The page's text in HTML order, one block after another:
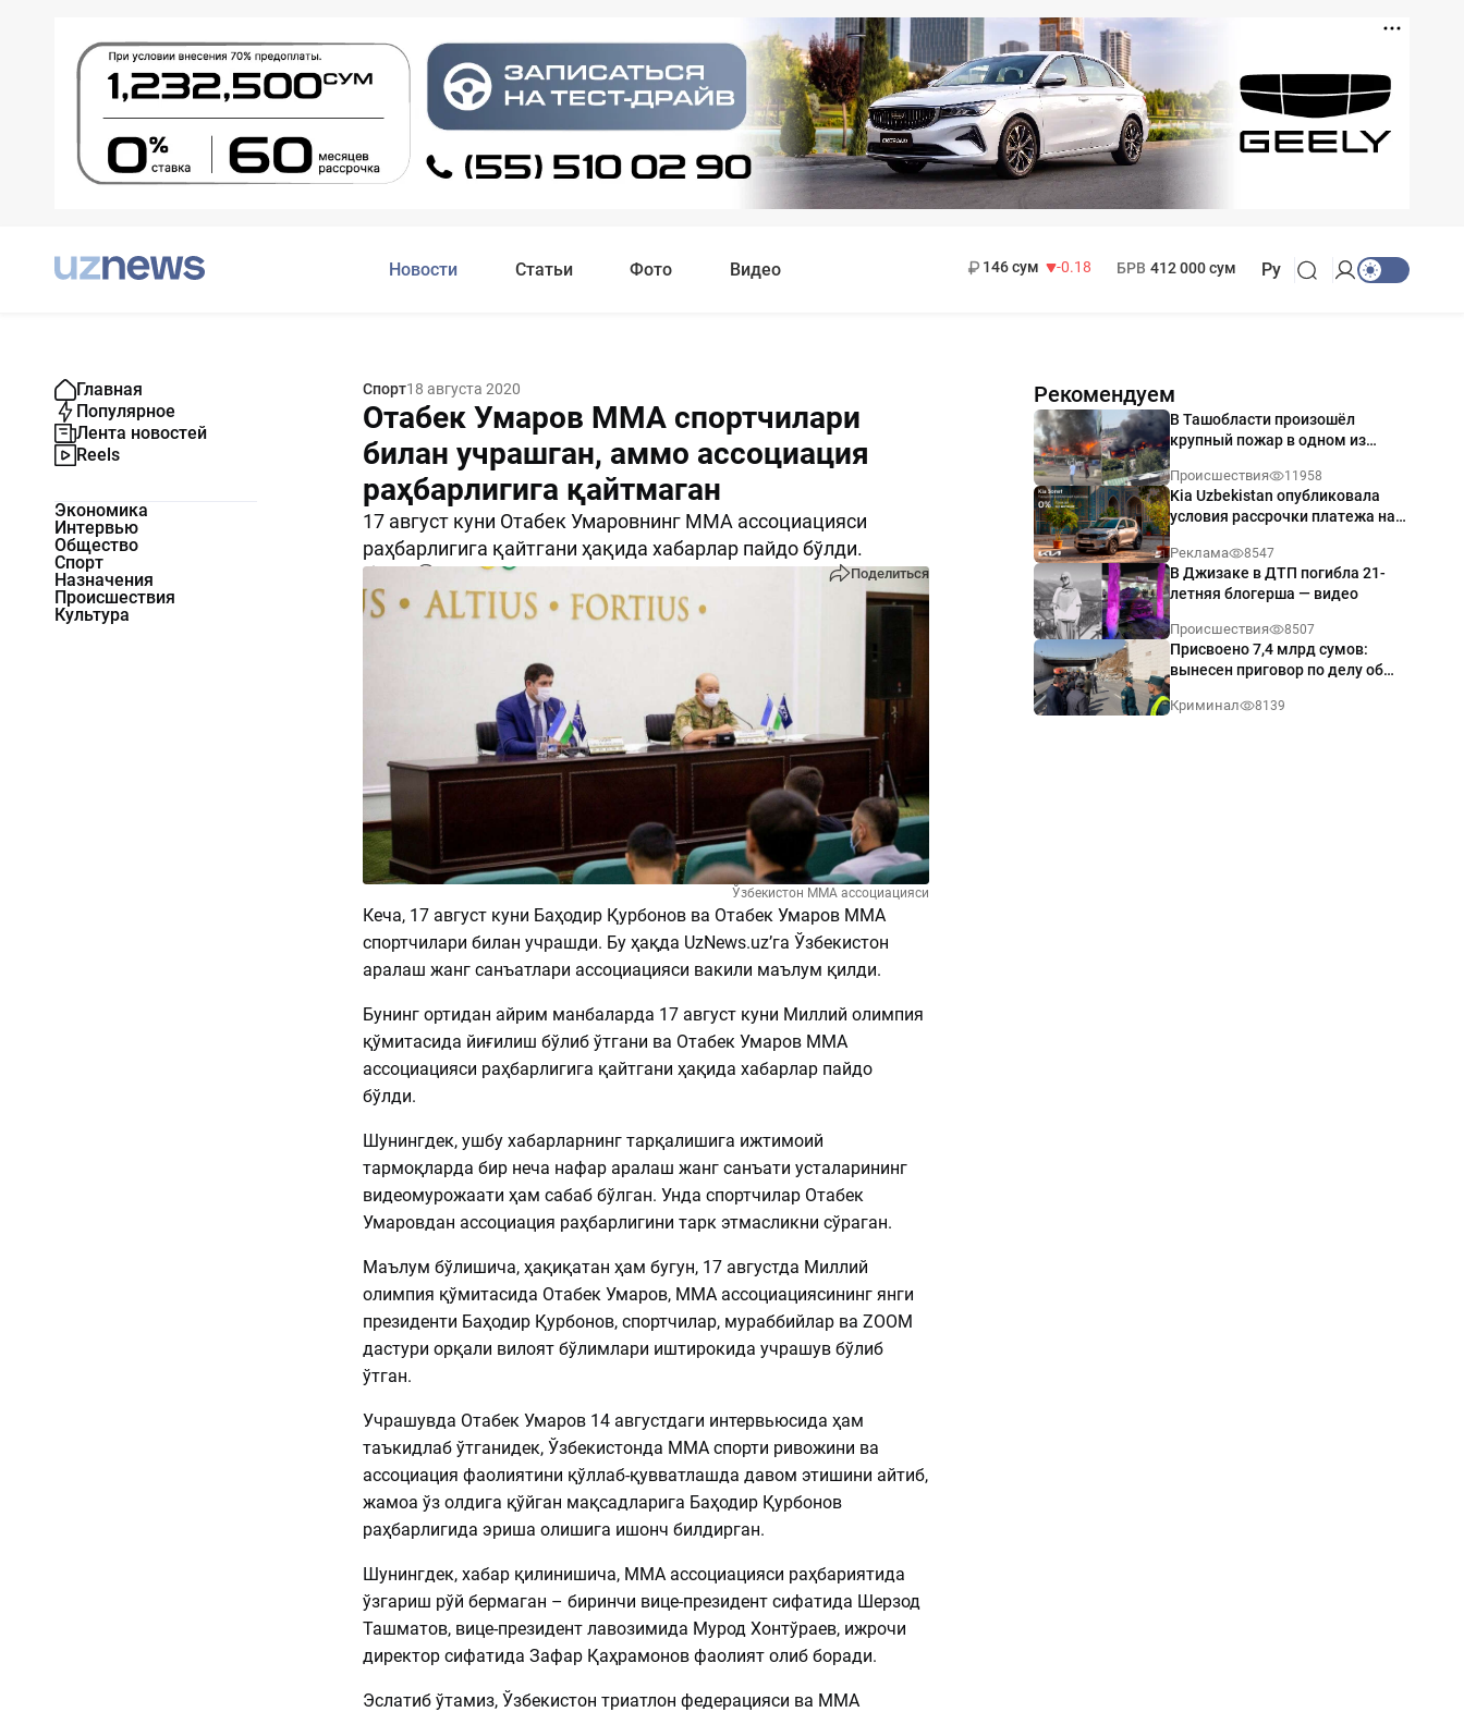
Новости Статьи Фото Видео
146 сум
-0.18
БРВ 412 000 сум Ру
Главная
Популярное
Лента новостей
Reels
Экономика
Интервью
Общество
Спорт
Назначения
Происшествия
Культура
Спорт18 августа 2020
Отабек Умаров MMA спортчилари
билан учрашган, аммо ассоциация
раҳбарлигига қайтмаган
17 август куни Отабек Умаровнинг MMA ассоциацияси
раҳбарлигига қайтгани ҳақида хабарлар пайдо бўлди.
Поделиться
Ўзбекистон MMA ассоциацияси
Кеча, 17 август куни Баҳодир Қурбонов ва Отабек Умаров MMA
спортчилари билан учрашди. Бу ҳақда UzNews.uz’га Ўзбекистон
аралаш жанг санъатлари ассоциацияси вакили маълум қилди.
Бунинг ортидан айрим манбаларда 17 август куни Миллий олимпия
қўмитасида йиғилиш бўлиб ўтгани ва Отабек Умаров MMA
ассоциацияси раҳбарлигига қайтгани ҳақида хабарлар пайдо
бўлди.
Шунингдек, ушбу хабарларнинг тарқалишига ижтимоий
тармоқларда бир неча нафар аралаш жанг санъати усталарининг
видеомурожаати ҳам сабаб бўлган. Унда спортчилар Отабек
Умаровдан ассоциация раҳбарлигини тарк этмасликни сўраган.
Маълум бўлишича, ҳақиқатан ҳам бугун, 17 августда Миллий
олимпия қўмитасида Отабек Умаров, MMA ассоциациясининг янги
президенти Баҳодир Қурбонов, спортчилар, мураббийлар ва ZOOM
дастури орқали вилоят бўлимлари иштирокида учрашув бўлиб
ўтган.
Учрашувда Отабек Умаров 14 августдаги интервьюсида ҳам
таъкидлаб ўтганидек, Ўзбекистонда MMA спорти ривожини ва
ассоциация фаолиятини қўллаб-қувватлашда давом этишини айтиб,
жамоа ўз олдига қўйган мақсадларига Баҳодир Қурбонов
раҳбарлигида эриша олишига ишонч билдирган.
Шунингдек, хабар қилинишича, MMA ассоциацияси раҳбариятида
ўзгариш рўй бермаган – биринчи вице-президент сифатида Шерзод
Ташматов, вице-президент лавозимида Мурод Хонтўраев, ижрочи
директор сифатида Зафар Қаҳрамонов фаолият олиб боради.
Эслатиб ўтамиз, Ўзбекистон триатлон федерацияси ва ММА
Рекомендуем
В Ташобласти произошёл
крупный пожар в одном из
Происшествия 11958
Kia Uzbekistan опубликовала
условия рассрочки платежа на
годовых
Реклама 8547
В Джизаке в ДТП погибла 21-
летняя блогерша — видео
Происшествия 8507
Присвоено 7,4 млрд сумов:
вынесен приговор по делу об
Ташкенте
Криминал 8139